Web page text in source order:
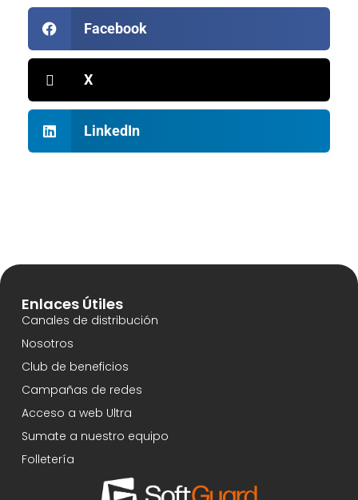
Facebook
X
LinkedIn
Enlaces Útiles
Canales de distribución
Nosotros
Club de beneficios
Campañas de redes
Acceso a web Ultra
Sumate a nuestro equipo
Folletería